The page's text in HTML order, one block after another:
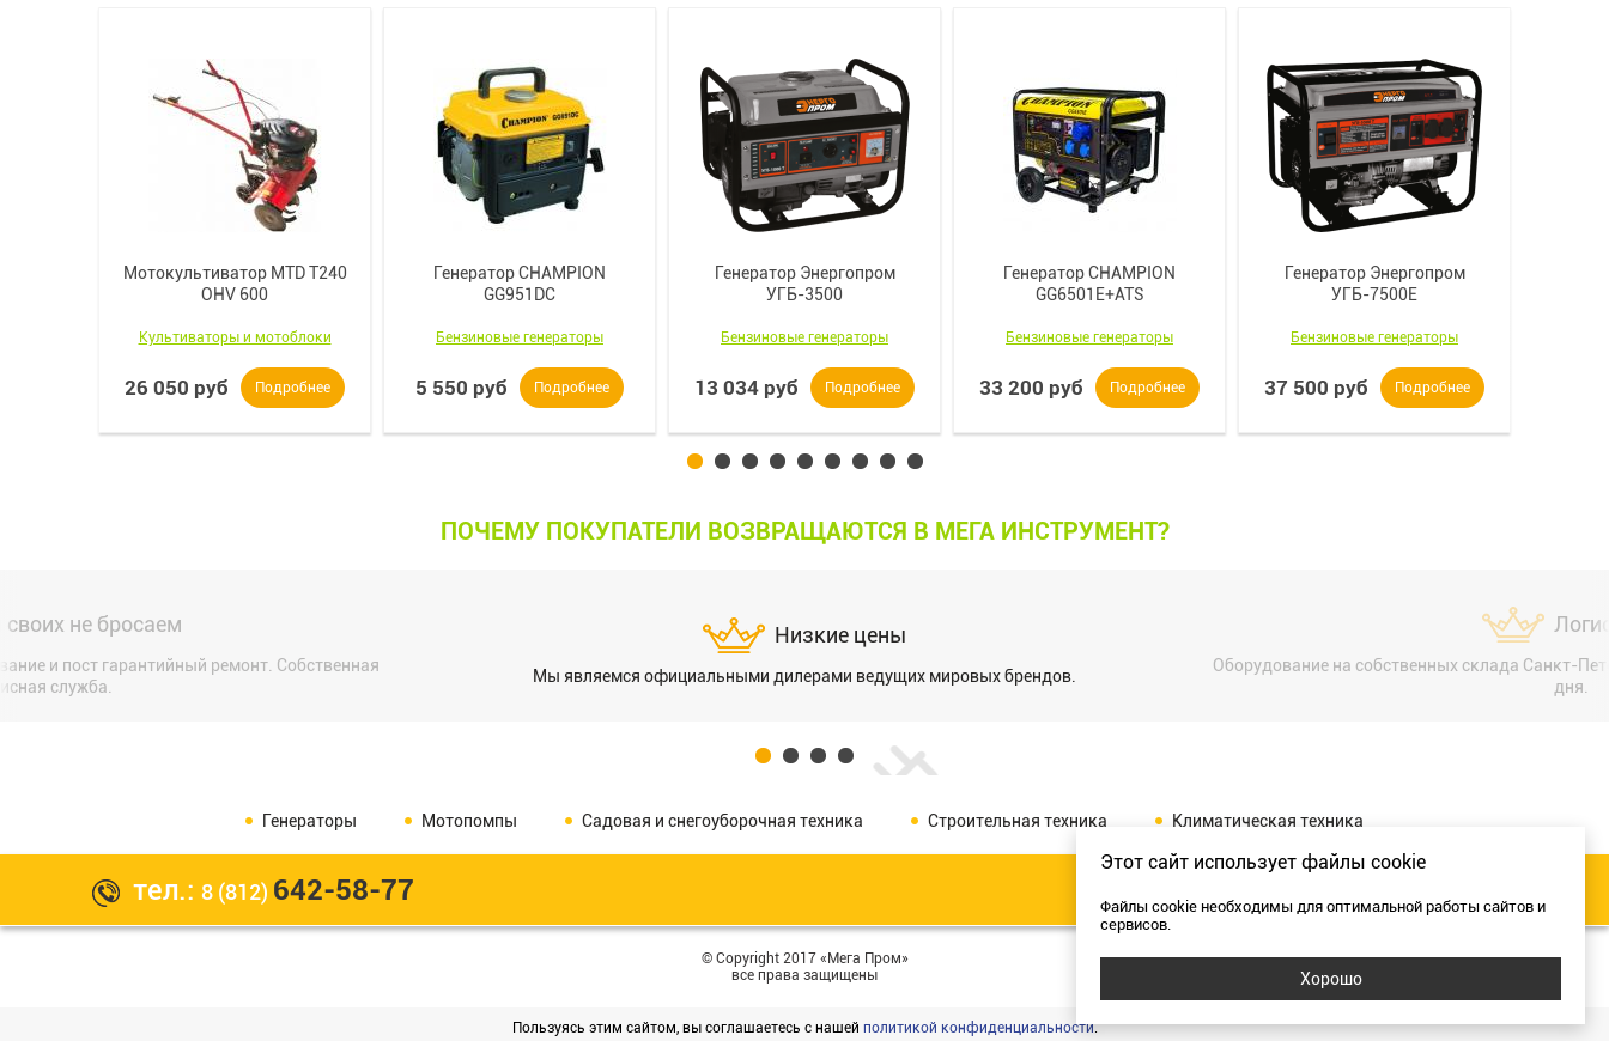
Мотокультиватор MTD T240
OHV 600
Культиваторы и мотоблоки
26 050 руб Подробнее
Генератор CHAMPION
GG951DC
Бензиновые генераторы
5 550 руб Подробнее
Генератор Энергопром
УГБ-3500
Бензиновые генераторы
13 034 руб Подробнее
Генератор CHAMPION
GG6501E+ATS
Бензиновые генераторы
33 200 руб Подробнее
Генератор Энергопром
УГБ-7500Е
Бензиновые генераторы
37 500 руб Подробнее
ПОЧЕМУ ПОКУПАТЕЛИ ВОЗВРАЩАЮТСЯ В МЕГА ИНСТРУМЕНТ?
не бросаем
и пост гарантийный ремонт. Собственная
служба.
Низкие цены
Мы являемся официальными дилерами ведущих мировых брендов.
Оборудование на собственных склада Санкт-
дня.
Генераторы Мотопомпы Садовая и снегоуборочная техника Строительная техника Климатическая техника
тел.: 8 (812) 642-58-77
© Copyright 2017 «Мега Пром»
все права защищены
Пользуясь этим сайтом, вы соглашаетесь с нашей политикой конфиденциальности.
Этот сайт использует файлы cookie
Файлы cookie необходимы для оптимальной работы сайтов и
сервисов.
Хорошо